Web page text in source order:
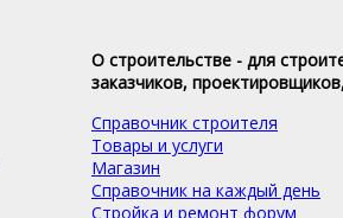
О строительстве - для
заказчиков,
Справочник строителя
Товары и услуги
Магазин
Справочник на каждый день
Стройка и ремонт форум